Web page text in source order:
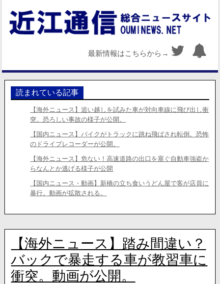
最新情報はこちらから→
読まれている記事
【海外ニュース】追い越しを試みた車が対向車線に飛び出し衝
突。恐ろしい事故の様子が公開。
【国内ニュース】バイクがトラックに跳ね飛ばされ転倒。恐怖
のドライブレコーダーが公開。
【海外ニュース】危ない！高速道路の出口を塞ぐ自動車強盗か
らなんとか逃げる様子が公開
【国内ニュース・動画】新橋の立ち食いうどん屋で客が店員に
暴行。動画が拡散される。
【海外ニュース】踏み間違い？
バックで暴走する車が教習車に
衝突。動画が公開。